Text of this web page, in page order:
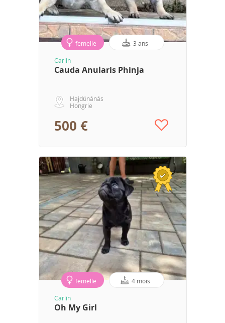
femelle 3 ans
Carlin
Cauda Anularis Phinja
Hajdúnánás
Hongrie
500 €
femelle 4 mois
Carlin
Oh My Girl